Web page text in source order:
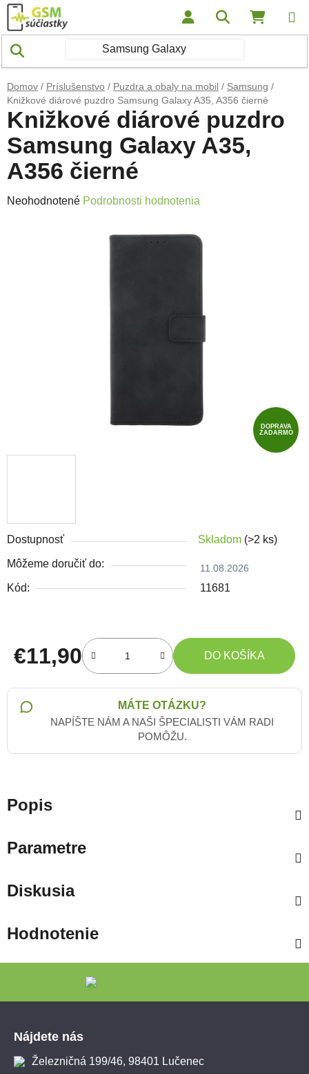
Prejsť na obsah Hľadať
Domov / Príslušenstvo / Puzdra a obaly na mobil / Samsung /
Knižkové diárové puzdro Samsung Galaxy A35, A356 čierné
Dostupnosť Skladom (>2 ks)
Môžeme doručiť do: 11.08.2026
Kód: 11681
€11,90
Jednotková cena:
DO KOŠÍKA
MÁTE OTÁZKU?
NAPÍŠTE NÁM A NAŠI ŠPECIALISTI VÁM RADI
POMÔŽU.
Knižkové diárové puzdro
Samsung Galaxy A35,
A356 čierné
Priemerné hodnotenie produktu je 0,0 z 5 hviezdičiek.
Neohodnotené Podrobnosti hodnotenia
DOPRAVA
ZADARMO
Popis
Parametre
Diskusia
Hodnotenie
Nájdete nás
Železničná 199/46, 98401 Lučenec